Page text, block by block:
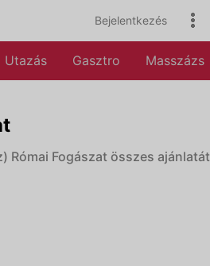
Bejelentkezés
Utazás Gasztro Masszázs
Római Fogászat összes ajánlatát